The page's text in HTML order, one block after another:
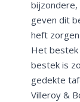
bijzondere,
geven dit
heft
Het bestek
bestek is
gedekte
Villeroy &